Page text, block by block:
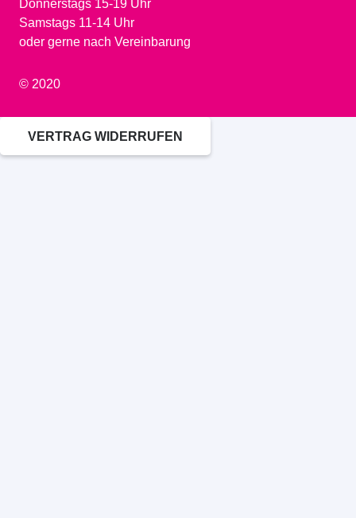
Donnerstags 15-19 Uhr
Samstags 11-14 Uhr
oder gerne nach Vereinbarung
© 2020
VERTRAG WIDERRUFEN